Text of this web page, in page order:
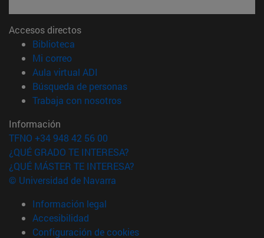
Accesos directos
Biblioteca
Mi correo(abre en nueva ventana)
Aula virtual ADI
Búsqueda de personas(abre en nueva ventana)
Trabaja con nosotros(abre en nueva ventana)
Información
TFNO +34 948 42 56 00
¿QUÉ GRADO TE INTERESA?
¿QUÉ MÁSTER TE INTERESA?
© Universidad de Navarra
Información legal
Accesibilidad
Configuración de cookies